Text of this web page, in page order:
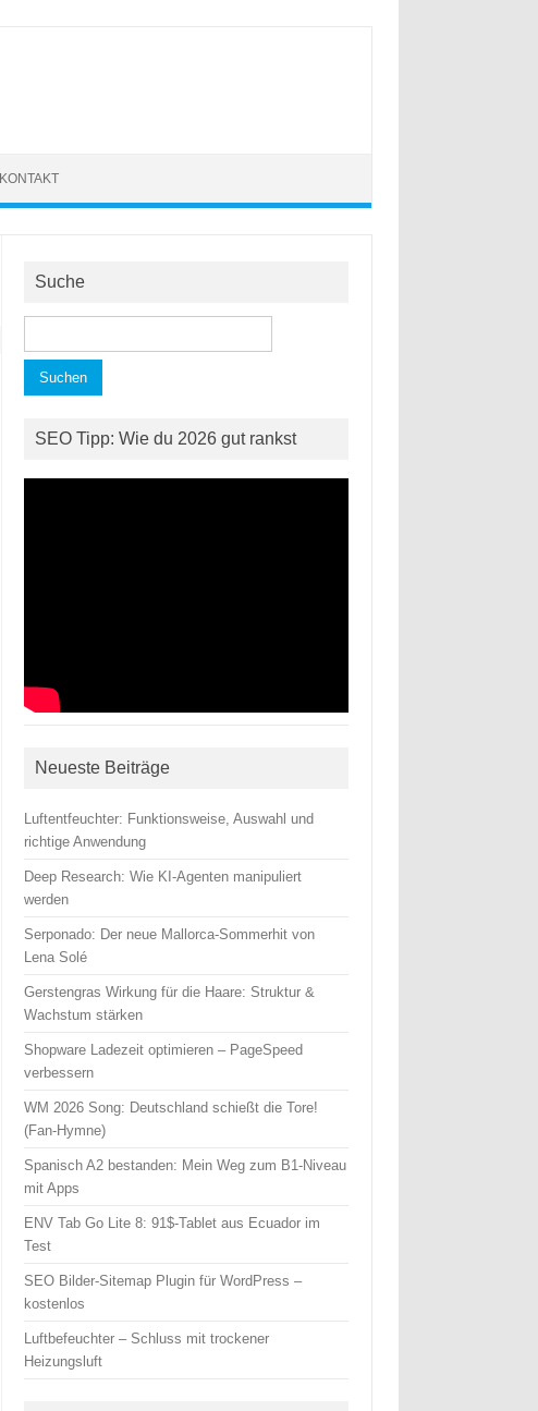
KONTAKT
Suche
nach:
SEO Tipp: Wie du 2026 gut rankst
Neueste Beiträge
Luftentfeuchter: Funktionsweise, Auswahl und
richtige Anwendung
Deep Research: Wie KI-Agenten manipuliert
werden
Serponado: Der neue Mallorca-Sommerhit von
Lena Solé
Gerstengras Wirkung für die Haare: Struktur &
Wachstum stärken
Shopware Ladezeit optimieren – PageSpeed
verbessern
WM 2026 Song: Deutschland schießt die Tore!
(Fan-Hymne)
Spanisch A2 bestanden: Mein Weg zum B1-Niveau
mit Apps
ENV Tab Go Lite 8: 91$-Tablet aus Ecuador im
Test
SEO Bilder-Sitemap Plugin für WordPress –
kostenlos
Luftbefeuchter – Schluss mit trockener
Heizungsluft